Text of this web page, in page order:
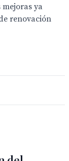
mejoras ya
renovación